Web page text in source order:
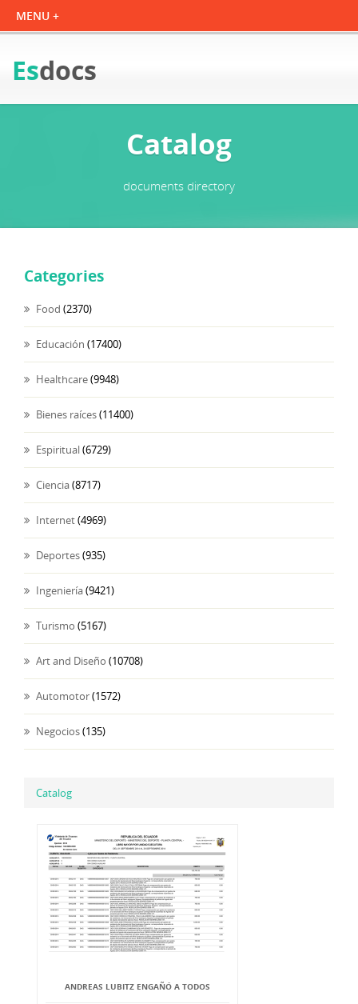
Esdocs
Catalog
documents directory
Categories
Food (2370)
Educación (17400)
Healthcare(9948)
Bienes raíces(11400)
Espiritual(6729)
Ciencia(8717)
Internet(4969)
Deportes(935)
Ingeniería(9421)
Turismo (5167)
Art and Diseño (10708)
Automotor(1572)
Negocios(135)
Catalog
ANDREAS LUBITZ ENGAÑÓ A TODOS